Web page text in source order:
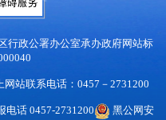
行政公署办公室承办政府网站标
网站联系电话：0457－2731200
电话 0457-2731200 黑公网安